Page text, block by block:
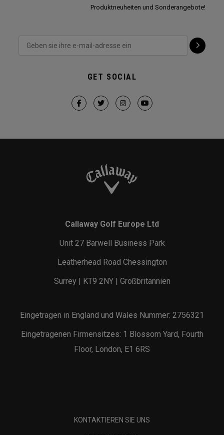
Produktneuheiten und Sonderangebote!
GET SOCIAL
Callaway Golf Europe Ltd
Unit 27 Barwell Business Park
Leatherhead Road Chessington
Surrey | KT9 2NY | Großbritannien
Eingetragen in England und Wales Nummer: 2756321
Eingetragenen Firmensitzes: 1 Blossom Yard, Fourth
Floor, London, E1 6RS
KONTAKTIEREN SIE UNS